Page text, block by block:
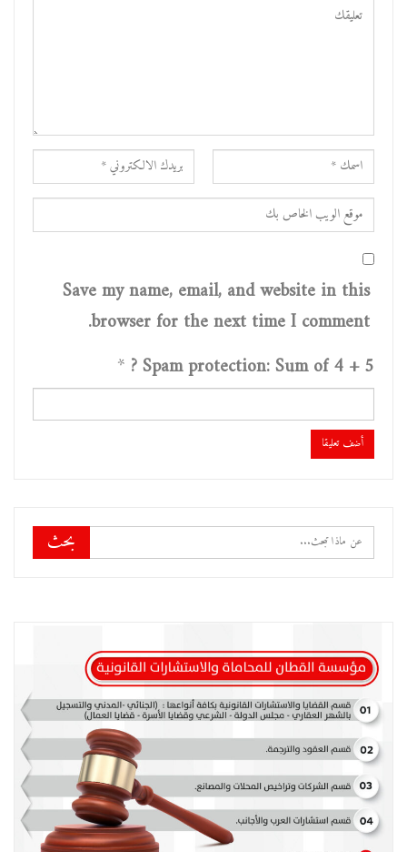
Save my name, email, and website in this
browser for the next time I comment.
Spam protection: Sum of 4 + 5 ?
*